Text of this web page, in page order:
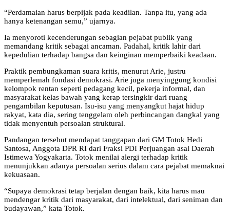
“Perdamaian harus berpijak pada keadilan. Tanpa itu, yang ada
hanya ketenangan semu,” ujarnya.
Ia menyoroti kecenderungan sebagian pejabat publik yang
memandang kritik sebagai ancaman. Padahal, kritik lahir dari
kepedulian terhadap bangsa dan keinginan memperbaiki keadaan.
Praktik pembungkaman suara kritis, menurut Arie, justru
memperlemah fondasi demokrasi. Arie juga menyinggung kondisi
kelompok rentan seperti pedagang kecil, pekerja informal, dan
masyarakat kelas bawah yang kerap tersingkir dari ruang
pengambilan keputusan. Isu-isu yang menyangkut hajat hidup
rakyat, kata dia, sering tenggelam oleh perbincangan dangkal yang
tidak menyentuh persoalan struktural.
Pandangan tersebut mendapat tanggapan dari GM Totok Hedi
Santosa, Anggota DPR RI dari Fraksi PDI Perjuangan asal Daerah
Istimewa Yogyakarta. Totok menilai alergi terhadap kritik
menunjukkan adanya persoalan serius dalam cara pejabat memaknai
kekuasaan.
“Supaya demokrasi tetap berjalan dengan baik, kita harus mau
mendengar kritik dari masyarakat, dari intelektual, dari seniman dan
budayawan,” kata Totok.